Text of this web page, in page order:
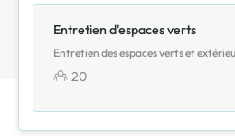
Entretien d'espaces verts
Entretien des espaces verts et
20